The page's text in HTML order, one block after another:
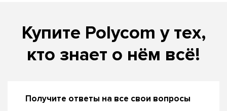
Купите Polycom у тех,
кто знает о нём всё!
Получите ответы на все свои вопросы